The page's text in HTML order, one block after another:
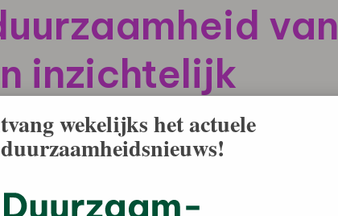
van
inzichtelijk
opstellen voor de duurzaamheid
de breedbandindustrie. Hiermee
hun glasvezelproducten en zodoende de
wekelijks het actuele
duurzaamheidsnieuws!